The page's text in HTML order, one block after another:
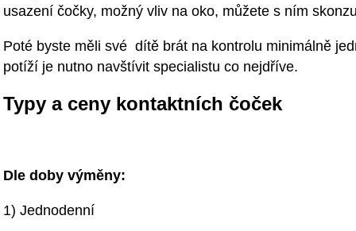
usazení čočky, možný vliv na oko, můžete s ním
Poté byste měli své dítě brát na kontrolu minimálně
potíží je nutno navštívit specialistu co nejdříve.
Typy a ceny kontaktních čoček
Dle doby výměny:
1) Jednodenní